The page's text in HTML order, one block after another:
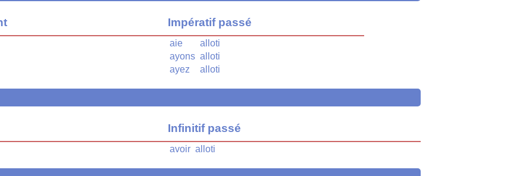
Impératif passé
aie
alloti
ayons alloti
ayez
alloti
Infinitif passé
avoir alloti